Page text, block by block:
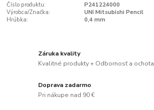
Číslo produktu:
P241224000
Výrobca/Značka:
UNI Mitsubishi Pencil
Hrúbka:
0,4 mm
Záruka kvality
Kvalitné produkty + Odbornosť a ochota
Doprava zadarmo
Pri nákupe nad 90 €